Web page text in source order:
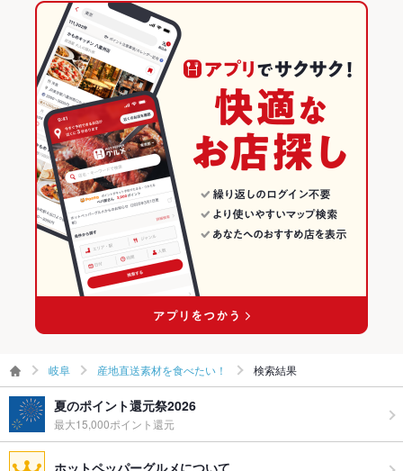
岐阜 産地直送素材を食べたい！ 検索結果
夏のポイント還元祭2026
最大15,000ポイント還元
ホットペッパーグルメについて